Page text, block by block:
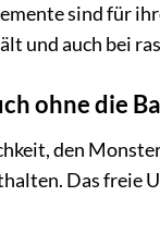
sind für
und auch bei
ohne die
den
Das freie